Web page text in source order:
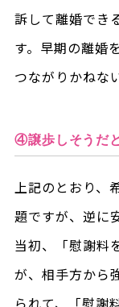
訴して離婚でき
す。早期の離婚
つながりかねな
④譲歩しそうだ
上記のとおり、
題ですが、逆に
当初、「慰謝料
が、相手方から
られて、「慰謝